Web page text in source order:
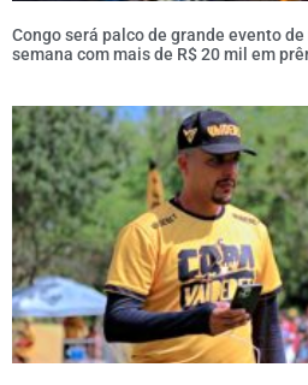
Congo será palco de grande evento
semana com mais de R$ 20 mil em